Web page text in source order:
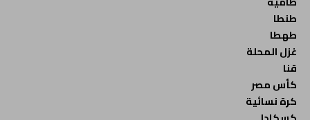
طنطا
طهطا
غزل المحلة
قنا
كأس مصر
كرة نسائية